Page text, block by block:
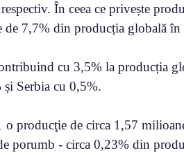
În ceea ce privește
7,7% din producția globală în
cu 3,5% la producția
Serbia cu 0,5%.
producţie de circa 1,57
porumb - circa 0,23% din